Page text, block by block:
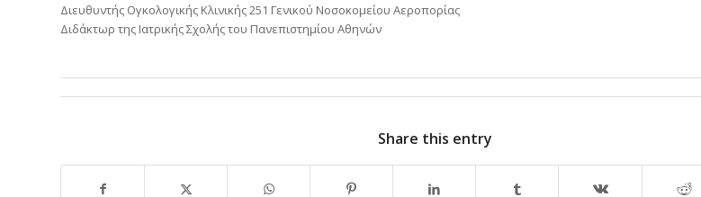
Διευθυντής Ογκολογικής Κλινικής 251 Γενικού Νοσοκομείου Αεροπορίας
Διδάκτωρ της Ιατρικής Σχολής του Πανεπιστημίου Αθηνών
Share this entry